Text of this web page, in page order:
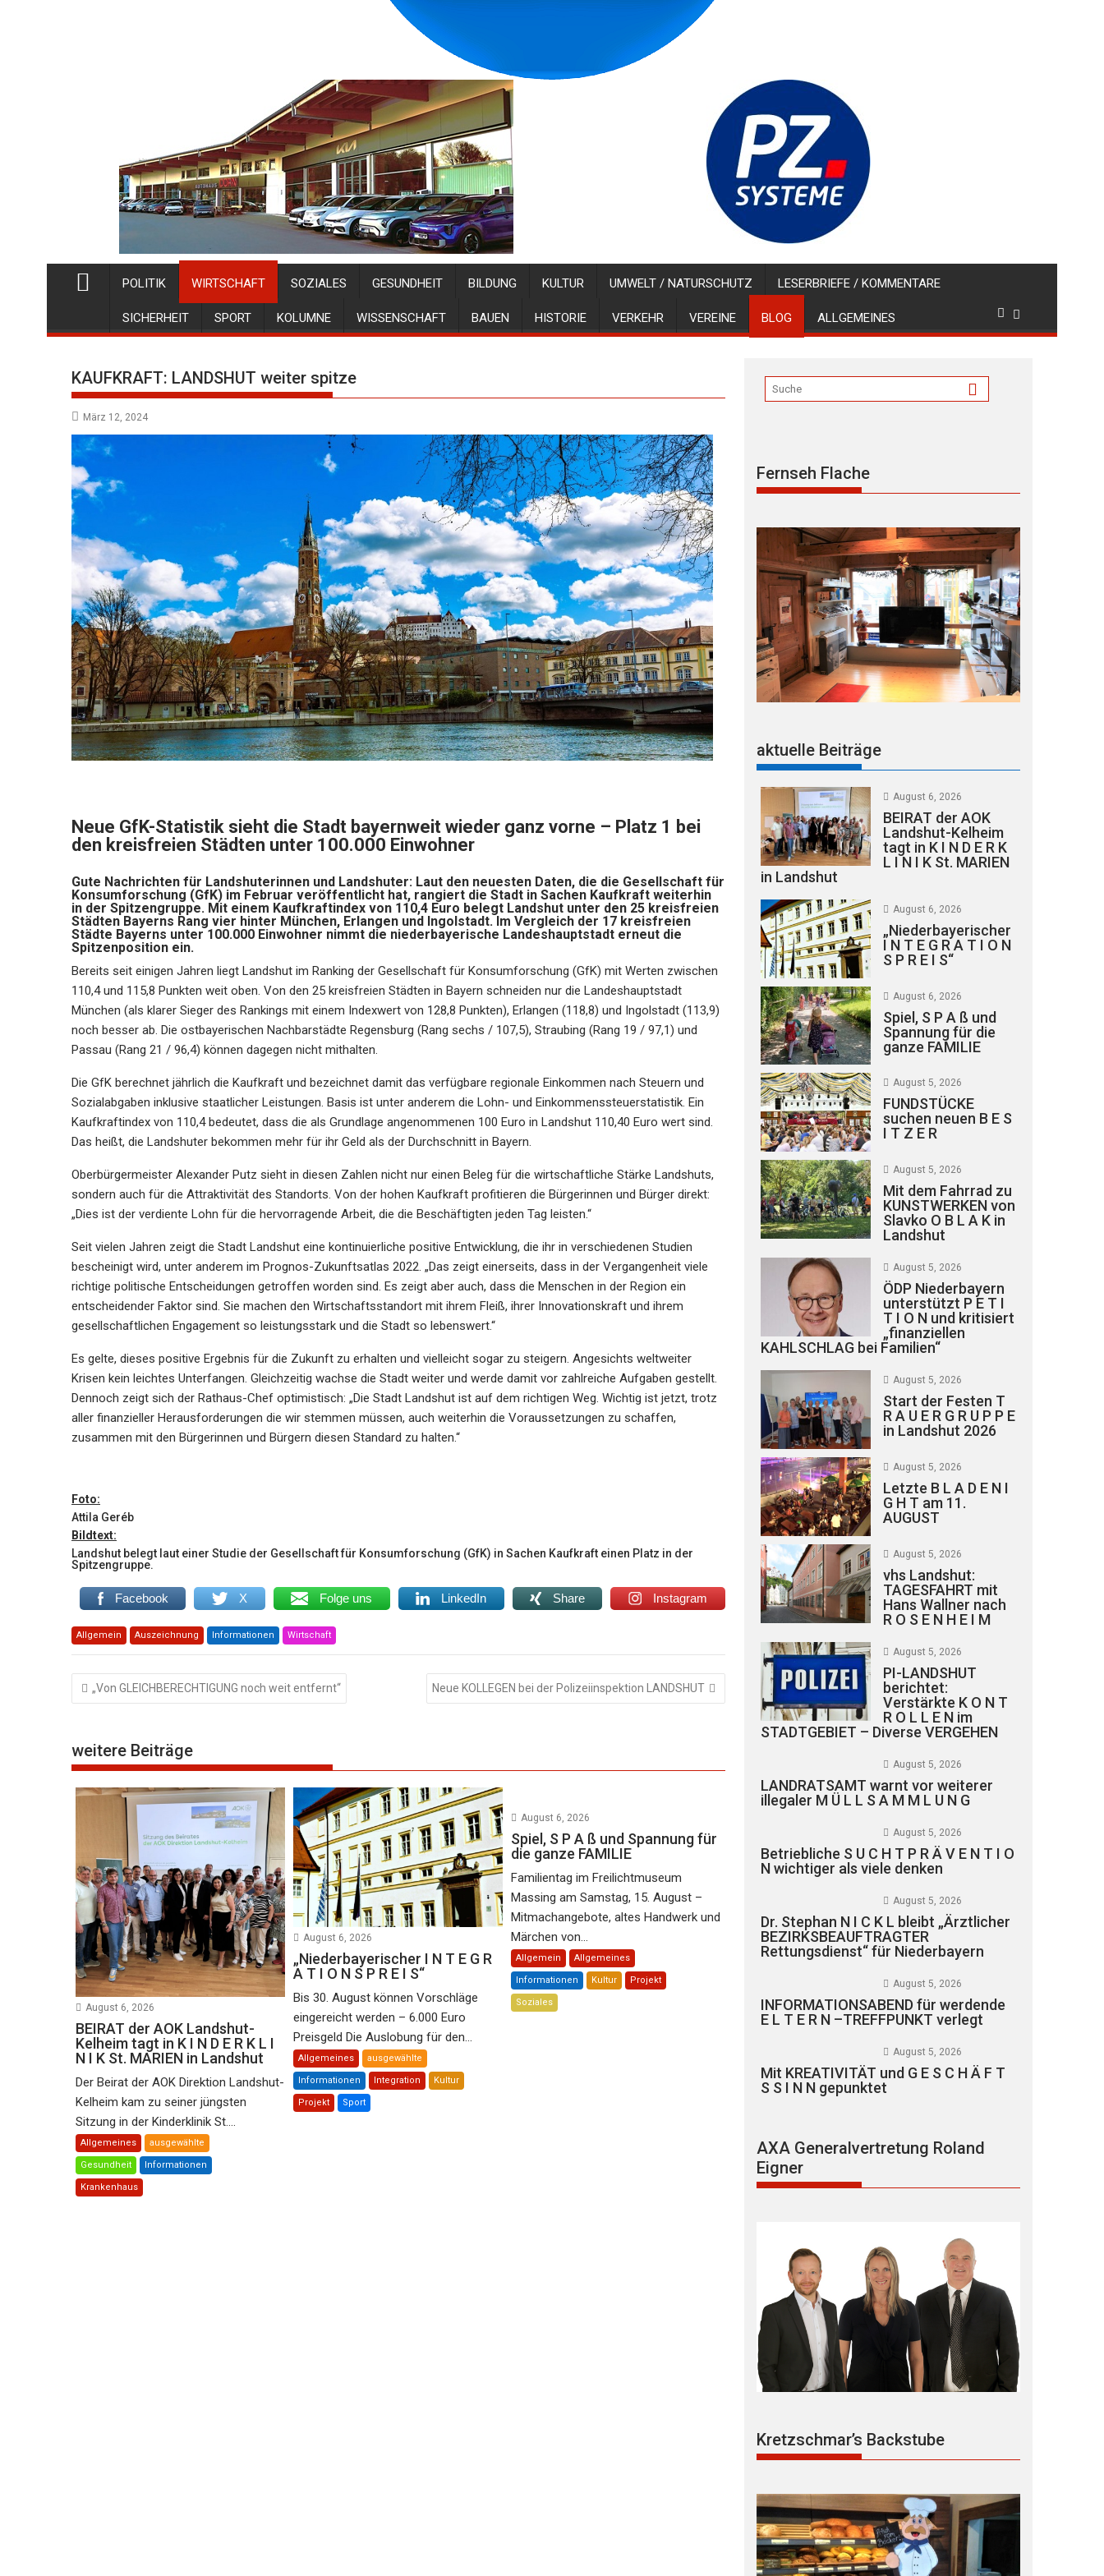
POLITIK WIRTSCHAFT SOZIALES GESUNDHEIT BILDUNG KULTUR UMWELT / NATURSCHUTZ LESERBRIEFE / KOMMENTARE
SICHERHEIT SPORT KOLUMNE WISSENSCHAFT BAUEN HISTORIE VERKEHR VEREINE BLOG ALLGEMEINES
KAUFKRAFT: LANDSHUT weiter spitze
März 12, 2024
Neue GfK-Statistik sieht die Stadt bayernweit wieder ganz vorne – Platz 1 bei
den kreisfreien Städten unter 100.000 Einwohner
Gute Nachrichten für Landshuterinnen und Landshuter: Laut den neuesten Daten, die die Gesellschaft für
Konsumforschung (GfK) im Februar veröffentlicht hat, rangiert die Stadt in Sachen Kaufkraft weiterhin
in der Spitzengruppe. Mit einem Kaufkraftindex von 110,4 Euro belegt Landshut unter den 25 kreisfreien
Städten Bayerns Rang vier hinter München, Erlangen und Ingolstadt. Im Vergleich der 17 kreisfreien
Städte Bayerns unter 100.000 Einwohner nimmt die niederbayerische Landeshauptstadt erneut die
Spitzenposition ein.
Bereits seit einigen Jahren liegt Landshut im Ranking der Gesellschaft für Konsumforschung (GfK) mit Werten zwischen
110,4 und 115,8 Punkten weit oben. Von den 25 kreisfreien Städten in Bayern schneiden nur die Landeshauptstadt
München (als klarer Sieger des Rankings mit einem Indexwert von 128,8 Punkten), Erlangen (118,8) und Ingolstadt (113,9)
noch besser ab. Die ostbayerischen Nachbarstädte Regensburg (Rang sechs / 107,5), Straubing (Rang 19 / 97,1) und
Passau (Rang 21 / 96,4) können dagegen nicht mithalten.
Die GfK berechnet jährlich die Kaufkraft und bezeichnet damit das verfügbare regionale Einkommen nach Steuern und
Sozialabgaben inklusive staatlicher Leistungen. Basis ist unter anderem die Lohn- und Einkommenssteuerstatistik. Ein
Kaufkraftindex von 110,4 bedeutet, dass die als Grundlage angenommenen 100 Euro in Landshut 110,40 Euro wert sind.
Das heißt, die Landshuter bekommen mehr für ihr Geld als der Durchschnitt in Bayern.
Oberbürgermeister Alexander Putz sieht in diesen Zahlen nicht nur einen Beleg für die wirtschaftliche Stärke Landshuts,
sondern auch für die Attraktivität des Standorts. Von der hohen Kaufkraft profitieren die Bürgerinnen und Bürger direkt:
„Dies ist der verdiente Lohn für die hervorragende Arbeit, die die Beschäftigten jeden Tag leisten.“
Seit vielen Jahren zeigt die Stadt Landshut eine kontinuierliche positive Entwicklung, die ihr in verschiedenen Studien
bescheinigt wird, unter anderem im Prognos-Zukunftsatlas 2022. „Das zeigt einerseits, dass in der Vergangenheit viele
richtige politische Entscheidungen getroffen worden sind. Es zeigt aber auch, dass die Menschen in der Region ein
entscheidender Faktor sind. Sie machen den Wirtschaftsstandort mit ihrem Fleiß, ihrer Innovationskraft und ihrem
gesellschaftlichen Engagement so leistungsstark und die Stadt so lebenswert.“
Es gelte, dieses positive Ergebnis für die Zukunft zu erhalten und vielleicht sogar zu steigern. Angesichts weltweiter
Krisen kein leichtes Unterfangen. Gleichzeitig wachse die Stadt weiter und werde damit vor zahlreiche Aufgaben gestellt.
Dennoch zeigt sich der Rathaus-Chef optimistisch: „Die Stadt Landshut ist auf dem richtigen Weg. Wichtig ist jetzt, trotz
aller finanzieller Herausforderungen die wir stemmen müssen, auch weiterhin die Voraussetzungen zu schaffen,
zusammen mit den Bürgerinnen und Bürgern diesen Standard zu halten.“
Foto:
Attila Geréb
Bildtext:
Landshut belegt laut einer Studie der Gesellschaft für Konsumforschung (GfK) in Sachen Kaufkraft einen Platz in der
Spitzengruppe.
Facebook X Folge uns LinkedIn Share Instagram
Allgemein Auszeichnung Informationen Wirtschaft
Beitragsnavigation
„Von GLEICHBERECHTIGUNG noch weit entfernt“ Neue KOLLEGEN bei der Polizeiinspektion LANDSHUT
weitere Beiträge
August 6, 2026
BEIRAT der AOK Landshut-
Kelheim tagt in K I N D E R K L I
N I K St. MARIEN in Landshut
Der Beirat der AOK Direktion Landshut-
Kelheim kam zu seiner jüngsten
Sitzung in der Kinderklinik St....
Allgemeines ausgewählte
Gesundheit Informationen
Krankenhaus
August 6, 2026
„Niederbayerischer I N T E G R
A T I O N S P R E I S“
Bis 30. August können Vorschläge
eingereicht werden – 6.000 Euro
Preisgeld Die Auslobung für den...
Allgemeines ausgewählte
Informationen Integration Kultur
Projekt Sport
August 6, 2026
Spiel, S P A ß und Spannung für
die ganze FAMILIE
Familientag im Freilichtmuseum
Massing am Samstag, 15. August –
Mitmachangebote, altes Handwerk und
Märchen von...
Allgemein Allgemeines
Informationen Kultur Projekt
Soziales
Fernseh Flache
aktuelle Beiträge
August 6, 2026
BEIRAT der AOK
Landshut-Kelheim
tagt in K I N D E R K
L I N I K St. MARIEN
in Landshut
August 6, 2026
„Niederbayerischer
I N T E G R A T I O N
S P R E I S“
August 6, 2026
Spiel, S P A ß und
Spannung für die
ganze FAMILIE
August 5, 2026
FUNDSTÜCKE
suchen neuen B E S
I T Z E R
August 5, 2026
Mit dem Fahrrad zu
KUNSTWERKEN von
Slavko O B L A K in
Landshut
August 5, 2026
ÖDP Niederbayern
unterstützt P E T I
T I O N und kritisiert
„finanziellen
KAHLSCHLAG bei Familien“
August 5, 2026
Start der Festen T
R A U E R G R U P P E
in Landshut 2026
August 5, 2026
Letzte B L A D E N I
G H T am 11.
AUGUST
August 5, 2026
vhs Landshut:
TAGESFAHRT mit
Hans Wallner nach
R O S E N H E I M
August 5, 2026
PI-LANDSHUT
berichtet:
Verstärkte K O N T
R O L L E N im
STADTGEBIET – Diverse VERGEHEN
August 5, 2026
LANDRATSAMT warnt vor weiterer
illegaler M Ü L L S A M M L U N G
August 5, 2026
Betriebliche S U C H T P R Ä V E N T I O
N wichtiger als viele denken
August 5, 2026
Dr. Stephan N I C K L bleibt „Ärztlicher
BEZIRKSBEAUFTRAGTER
Rettungsdienst“ für Niederbayern
August 5, 2026
INFORMATIONSABEND für werdende
E L T E R N –TREFFPUNKT verlegt
August 5, 2026
Mit KREATIVITÄT und G E S C H Ä F T
S S I N N gepunktet
AXA Generalvertretung Roland
Eigner
Kretzschmar’s Backstube